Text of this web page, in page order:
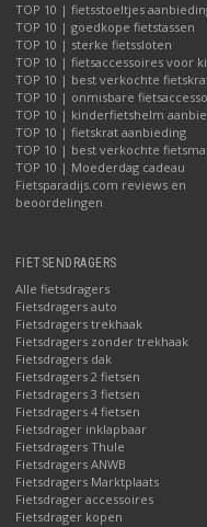
TOP 10 | fietsstoeltjes
TOP 10 | goedkope fietstassen
TOP 10 | sterke fietssloten
TOP 10 | fietsaccessoires voor
TOP 10 | best verkochte
TOP 10 | onmisbare
TOP 10 | kinderfietshelm
TOP 10 | fietskrat aanbieding
TOP 10 | best verkochte
TOP 10 | Moederdag cadeau
Fietsparadijs.com reviews en
beoordelingen
FIETSENDRAGERS
Alle fietsdragers
Fietsdragers auto
Fietsdragers trekhaak
Fietsdragers zonder trekhaak
Fietsdragers dak
Fietsdragers 2 fietsen
Fietsdragers 3 fietsen
Fietsdragers 4 fietsen
Fietsdrager inklapbaar
Fietsdragers Thule
Fietsdragers ANWB
Fietsdragers Marktplaats
Fietsdrager accessoires
Fietsdrager kopen